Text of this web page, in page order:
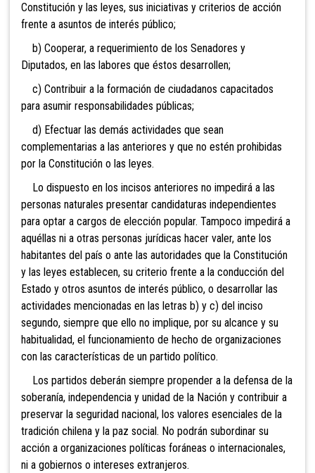
Constitución y las leyes, sus iniciativas y criterios de acción
frente a asuntos de interés público;
b) Cooperar, a requerimiento de los Senadores y
Diputados, en las labores que éstos desarrollen;
c) Contribuir a la formación de ciudadanos capacitados
para asumir responsabilidades públicas;
d) Efectuar las demás actividades que sean
complementarias a las anteriores y que no estén prohibidas
por la Constitución o las leyes.
Lo dispuesto en los incisos anteriores no impedirá a las
personas naturales presentar candidaturas independientes
para optar a cargos de elección popular. Tampoco impedirá a
aquéllas ni a otras personas jurídicas hacer valer, ante los
habitantes del país o ante las autoridades que la Constitución
y las leyes establecen, su criterio frente a la conducción del
Estado y otros asuntos de interés público, o desarrollar las
actividades mencionadas en las letras b) y c) del inciso
segundo, siempre que ello no implique, por su alcance y su
habitualidad, el funcionamiento de hecho de organizaciones
con las características de un partido político.
Los partidos deberán siempre propender a la defensa de la
soberanía, independencia y unidad de la Nación y contribuir a
preservar la seguridad nacional, los valores esenciales de la
tradición chilena y la paz social. No podrán subordinar su
acción a organizaciones políticas foráneas o internacionales,
ni a gobiernos o intereses extranjeros.